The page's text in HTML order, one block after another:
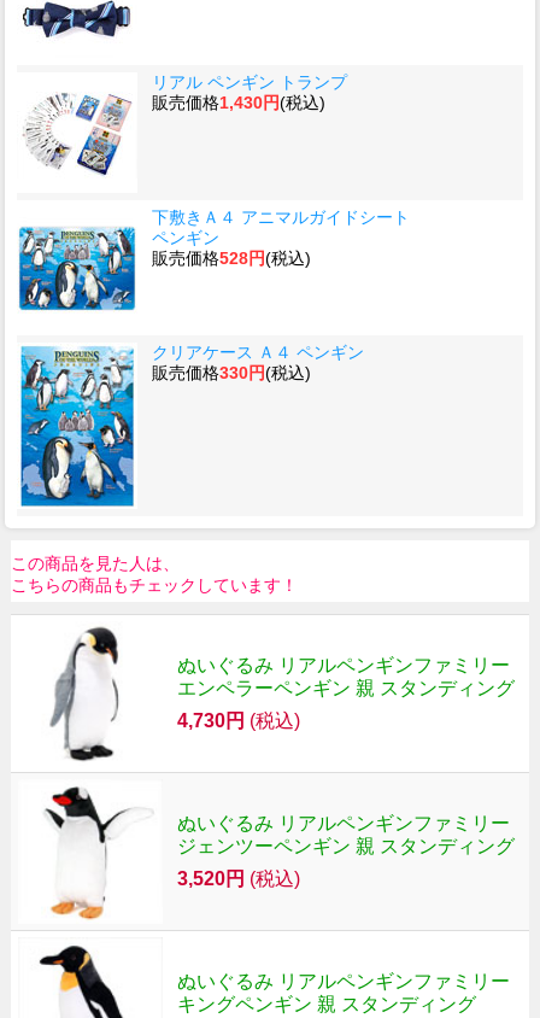
リアル ペンギン トランプ
販売価格1,430円(税込)
下敷きＡ４ アニマルガイドシート
ペンギン
販売価格528円(税込)
クリアケース Ａ４ ペンギン
販売価格330円(税込)
この商品を見た人は、
こちらの商品もチェックしています！
ぬいぐるみ リアルペンギンファミリー
エンペラーペンギン 親 スタンディング
4,730円 (税込)
ぬいぐるみ リアルペンギンファミリー
ジェンツーペンギン 親 スタンディング
3,520円 (税込)
ぬいぐるみ リアルペンギンファミリー
キングペンギン 親 スタンディング